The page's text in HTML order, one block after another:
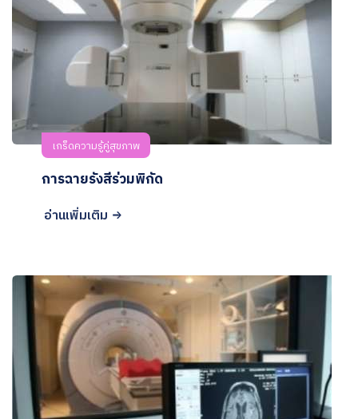
เกร็ดความรู้คู่สุขภาพ
การฉายรังสีร่วมพิกัด
อ่านเพิ่มเติม